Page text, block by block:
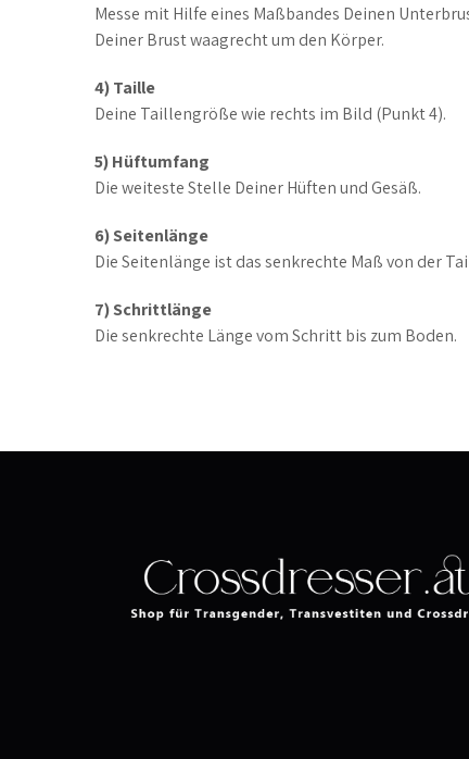
Messe mit Hilfe eines Maßbandes Deinen
Deiner Brust waagrecht um den Körper.
4) Taille
Deine Taillengröße wie rechts im Bild (Punkt 4).
5) Hüftumfang
Die weiteste Stelle Deiner Hüften und Gesäß.
6) Seitenlänge
Die Seitenlänge ist das senkrechte Maß von der
7) Schrittlänge
Die senkrechte Länge vom Schritt bis zum Boden.